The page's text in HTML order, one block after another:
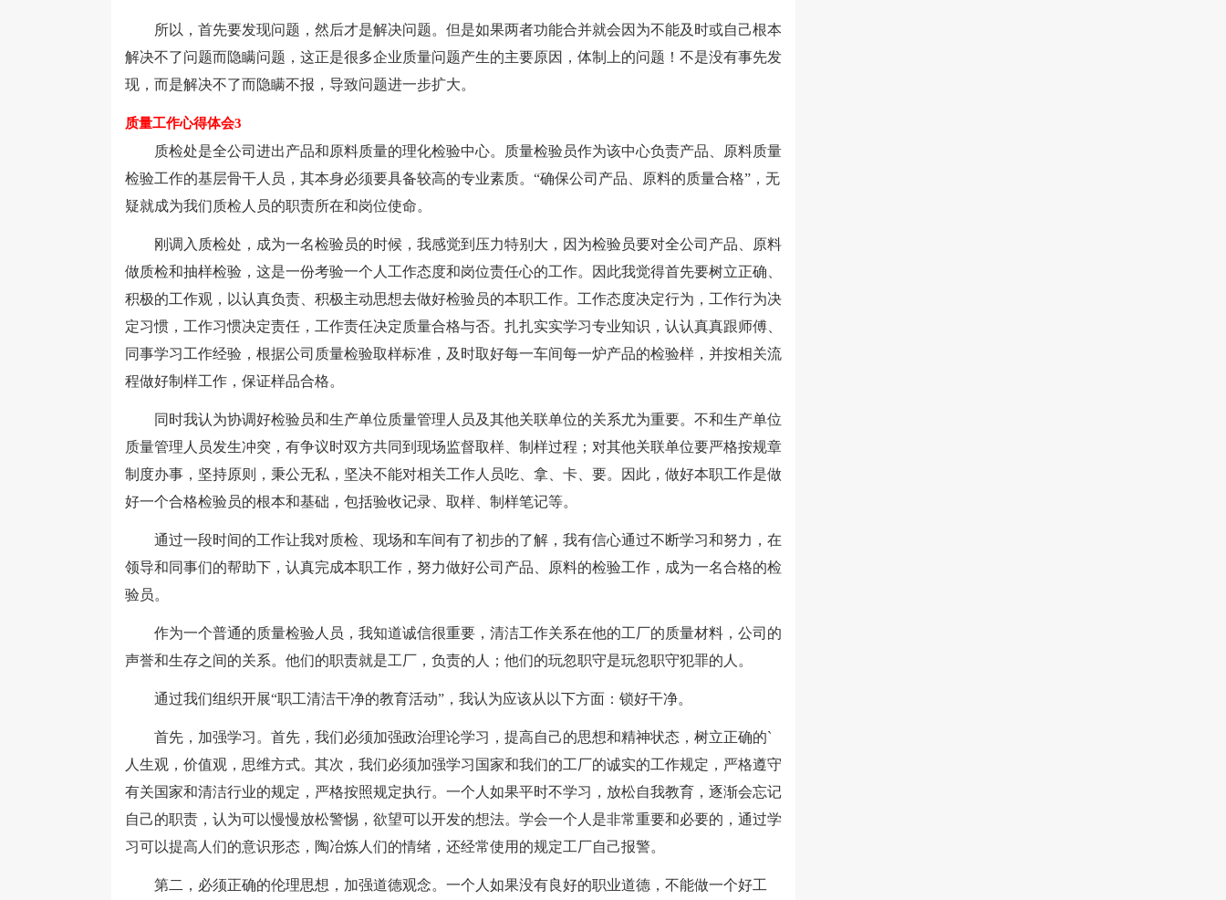
所以，首先要发现问题，然后才是解决问题。但是如果两者功能合并就会因为不能及时或自己根本
解决不了问题而隐瞒问题，这正是很多企业质量问题产生的主要原因，体制上的问题！不是没有事先发
现，而是解决不了而隐瞒不报，导致问题进一步扩大。
质量工作心得体会3
质检处是全公司进出产品和原料质量的理化检验中心。质量检验员作为该中心负责产品、原料质量
检验工作的基层骨干人员，其本身必须要具备较高的专业素质。“确保公司产品、原料的质量合格”，无
疑就成为我们质检人员的职责所在和岗位使命。
刚调入质检处，成为一名检验员的时候，我感觉到压力特别大，因为检验员要对全公司产品、原料
做质检和抽样检验，这是一份考验一个人工作态度和岗位责任心的工作。因此我觉得首先要树立正确、
积极的工作观，以认真负责、积极主动思想去做好检验员的本职工作。工作态度决定行为，工作行为决
定习惯，工作习惯决定责任，工作责任决定质量合格与否。扎扎实实学习专业知识，认认真真跟师傅、
同事学习工作经验，根据公司质量检验取样标准，及时取好每一车间每一炉产品的检验样，并按相关流
程做好制样工作，保证样品合格。
同时我认为协调好检验员和生产单位质量管理人员及其他关联单位的关系尤为重要。不和生产单位
质量管理人员发生冲突，有争议时双方共同到现场监督取样、制样过程；对其他关联单位要严格按规章
制度办事，坚持原则，秉公无私，坚决不能对相关工作人员吃、拿、卡、要。因此，做好本职工作是做
好一个合格检验员的根本和基础，包括验收记录、取样、制样笔记等。
通过一段时间的工作让我对质检、现场和车间有了初步的了解，我有信心通过不断学习和努力，在
领导和同事们的帮助下，认真完成本职工作，努力做好公司产品、原料的检验工作，成为一名合格的检
验员。
作为一个普通的质量检验人员，我知道诚信很重要，清洁工作关系在他的工厂的质量材料，公司的
声誉和生存之间的关系。他们的职责就是工厂，负责的人；他们的玩忽职守是玩忽职守犯罪的人。
通过我们组织开展“职工清洁干净的教育活动”，我认为应该从以下方面：锁好干净。
首先，加强学习。首先，我们必须加强政治理论学习，提高自己的思想和精神状态，树立正确的`
人生观，价值观，思维方式。其次，我们必须加强学习国家和我们的工厂的诚实的工作规定，严格遵守
有关国家和清洁行业的规定，严格按照规定执行。一个人如果平时不学习，放松自我教育，逐渐会忘记
自己的职责，认为可以慢慢放松警惕，欲望可以开发的想法。学会一个人是非常重要和必要的，通过学
习可以提高人们的意识形态，陶冶炼人们的情绪，还经常使用的规定工厂自己报警。
第二，必须正确的伦理思想，加强道德观念。一个人如果没有良好的职业道德，不能做一个好工